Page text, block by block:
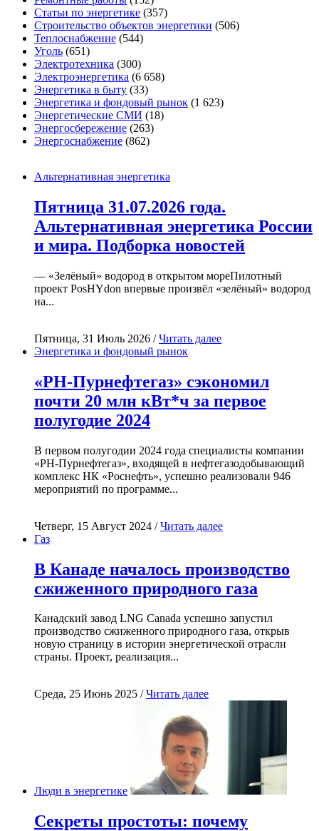
Статьи по энергетике (357)
Строительство объектов энергетики (506)
Теплоснабжение (544)
Уголь (651)
Электротехника (300)
Электроэнергетика (6 658)
Энергетика в быту (33)
Энергетика и фондовый рынок (1 623)
Энергетические СМИ (18)
Энергосбережение (263)
Энергоснабжение (862)
Альтернативная энергетика
Пятница 31.07.2026 года.
Альтернативная энергетика России
и мира. Подборка новостей
— «Зелёный» водород в открытом мореПилотный
проект PosHYdon впервые произвёл «зелёный» водород
на...
Пятница, 31 Июль 2026 /Читать далее
Энергетика и фондовый рынок
«РН-Пурнефтегаз» сэкономил
почти 20 млн кВт*ч за первое
полугодие 2024
В первом полугодии 2024 года специалисты компании
«РН-Пурнефтегаз», входящей в нефтегазодобывающий
комплекс НК «Роснефть», успешно реализовали 946
мероприятий по программе...
Четверг, 15 Август 2024 /Читать далее
Газ
В Канаде началось производство
сжиженного природного газа
Канадский завод LNG Canada успешно запустил
производство сжиженного природного газа, открыв
новую страницу в истории энергетической отрасли
страны. Проект, реализация...
Среда, 25 Июнь 2025 /Читать далее
Люди в энергетике
Секреты простоты: почему